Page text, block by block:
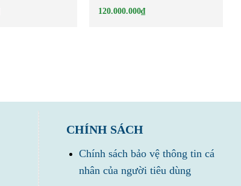
120.000.000₫
CHÍNH SÁCH
Chính sách bảo vệ thông tin cá
nhân của người tiêu dùng